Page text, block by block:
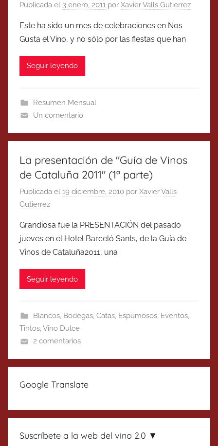
Publicada el 3 enero, 2011 por Xavier Valls Gutierrez
Este ha sido un mes de celebraciones en Nos
Gusta el Vino, y no sólo por las fiestas que han
Seguir leyendo
Resumen Mensual
Un comentario
La presentación de "Guía de Vinos
de Cataluña 2011" (1ª parte)
Publicada el 19 diciembre, 2010 por Xavier Valls
Gutierrez
Grandiosa fue la PRESENTACIÓN del pasado
jueves en el Hotel Barceló Sants, de la Guía de
Vinos de Cataluña2011, una
Seguir leyendo
Blancos, Bodegas, Catas, Espumosos, Eventos,
Tintos,Vino Dulce
2 comentarios
Google Translate
Suscríbete a la web del vino 2.0 ▼